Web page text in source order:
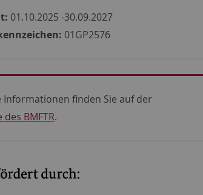
01.10.2025 -30.09.2027
01GP2576
Informationen finden Sie auf der
des BMFTR.